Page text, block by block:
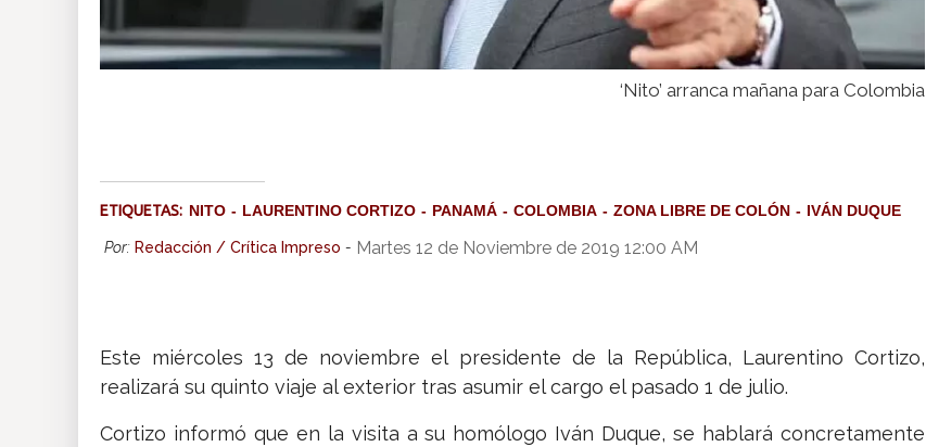
‘Nito’ arranca mañana para Colombia
ETIQUETAS: NITO LAURENTINO CORTIZO PANAMÁ COLOMBIA ZONA LIBRE DE COLÓN IVÁN DUQUE
Por: Redacción / Crítica Impreso - Martes 12 de Noviembre de 2019 12:00 AM
Este miércoles 13 de noviembre el presidente de la República, Laurentino Cortizo,
realizará su quinto viaje al exterior tras asumir el cargo el pasado 1 de julio.
Cortizo informó que en la visita a su homólogo Iván Duque, se hablará concretamente